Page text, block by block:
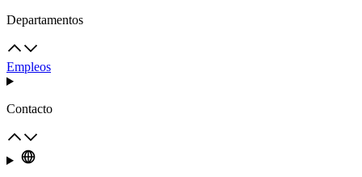
Departamentos
Empleos
Contacto